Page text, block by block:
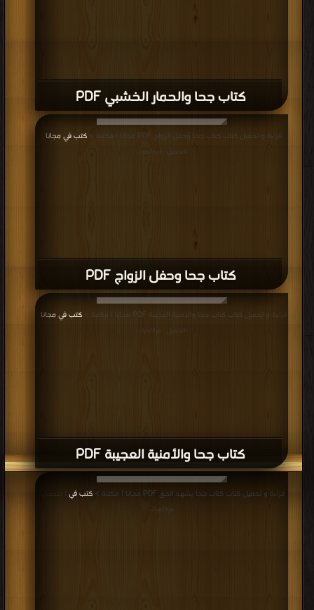
كتاب جحا والحمار الخشبي PDF
كتاب جحا وحفل الزواج PDF
قراءة و تحميل كتاب كتاب جحا وحفل الزواج PDF مجانا | مكتبة > كتب في مجانا
التحميل : مرة/مرات
كتاب جحا والأمنية العجيبة PDF
قراءة و تحميل كتاب كتاب جحا والأمنية العجيبة PDF مجانا | مكتبة > كتب في مجانا
التحميل : مرة/مرات
قراءة و تحميل كتاب كتاب جحا يشهد الحق PDF مجانا | مكتبة > كتب في
| التحميل :
مرة/مرات